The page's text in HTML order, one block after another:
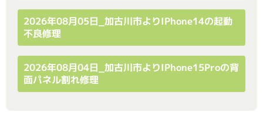
2026年08月05日_加古川市よりiPhone14の起動
不良修理
2026年08月04日_加古川市よりiPhone15Proの背
面パネル割れ修理